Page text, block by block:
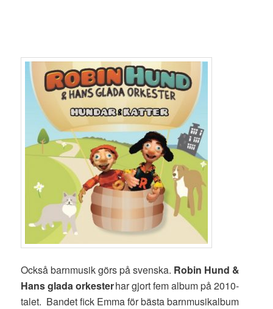
Också barnmusik görs på svenska. Robin Hund &
Hans glada orkesterhar gjort fem album på 2010-
talet. Bandet fick Emma för bästa barnmusikalbum